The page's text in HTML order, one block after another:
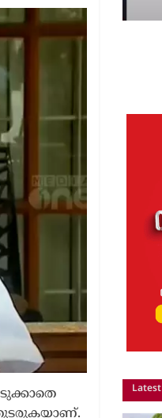
തുടരുകയാണ്.